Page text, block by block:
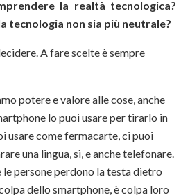
la realtà tecnologica?
tecnologia non sia più neutrale?
A fare scelte è sempre
potere e valore alle cose, anche
lo puoi usare per tirarlo in
usare come fermacarte, ci puoi
una lingua, sì, e anche telefonare.
le persone perdono la testa dietro
dello smartphone, è colpa loro